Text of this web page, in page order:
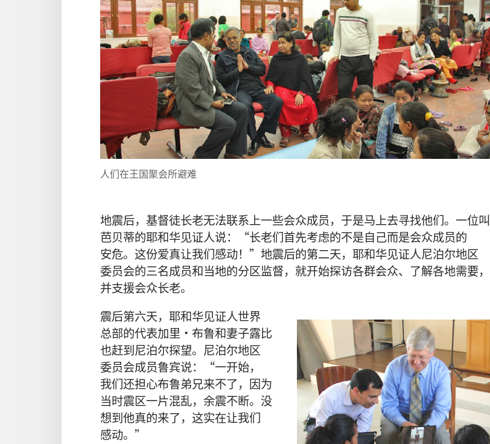
人们在王国聚会所避难
地震后， 基督徒长老无法联系上一些会众成员， 于是马上去寻找他们。 一位叫
芭贝蒂的耶和华见证人说：“长老们首先考虑的不是自己而是会众成员的
安危。 这份爱真让我们感动！” 地震后的第二天， 耶和华见证人尼泊尔地区
委员会的三名成员和当地的分区监督， 就开始探访各群会众、 了解各地需要，
并支援会众长老。
震后第六天， 耶和华见证人世界
总部的代表加里 · 布鲁和妻子露比
也赶到尼泊尔探望。 尼泊尔地区
委员会成员鲁宾说：“一开始，
我们还担心布鲁弟兄来不了， 因为
当时震区一片混乱， 余震不断。 没
想到他真的来了， 这实在让我们
感动。”